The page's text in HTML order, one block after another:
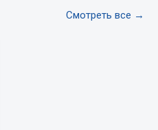
Смотреть все →